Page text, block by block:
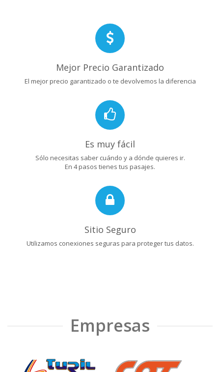
Mejor Precio Garantizado
El mejor precio garantizado o te devolvemos la diferencia
Es muy fácil
Sólo necesitas saber cuándo y a dónde quieres ir.
En 4 pasos tienes tus pasajes.
Sitio Seguro
Utilizamos conexiones seguras para proteger tus datos.
Empresas
❮ ❯